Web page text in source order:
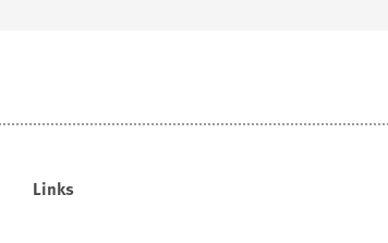
Links